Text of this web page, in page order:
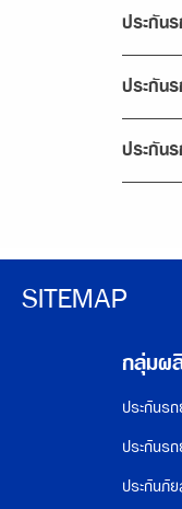
ประกัน
ประกัน
ประกัน
SITEMAP
กลุ่มผ
ประกันร
ประกันร
ประกันภั